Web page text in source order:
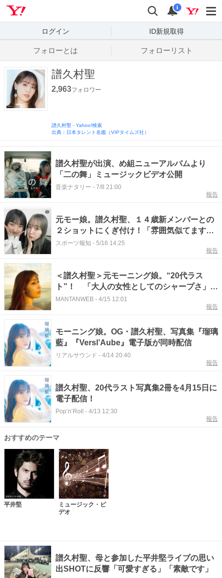
検索
通知
i
ログイン ID新規取得
フォローとは フォローリスト
譜久村聖
2,963フォロワー
譜久村聖 - Yahoo!検索
出典：日本タレント名鑑（VIPタイムズ社）
譜久村聖が出演、め組ニューアルバムより
「二の舞」ミュージックビデオ公開
音楽ナタリー - 7/8 21:00
報告
元モー娘。譜久村聖、１４歳新メンバーとの
２ショットにくぎ付け！「雰囲気似てます」
「美しい天使」「ホントに愛がある」
スポーツ報知 - 5/16 14:25
報告
＜譜久村聖＞元モーニング娘。“20代ラス
ト”！ 「大人の女性としてのシャープさ」表
現 2冊の写真集を電子書籍化、配信開始
MANTANWEB - 4/15 12:01
報告
モーニング娘。OG・譜久村聖、写真集『瑠璃
藍』『Versl’Aube』電子版が同時配信
リアルサウンド - 4/14 20:40
報告
譜久村聖、20代ラスト写真集2冊を4月15日に
電子配信！
Pop’n’Roll - 4/13 12:30
報告
おすすめのテーマ
平井堅
ミュージック・ビ
デオ
譜久村聖、母と参加した平井堅ライブの思い
出SHOTに反響「可愛すぎる」「素敵です」